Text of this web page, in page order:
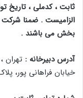
ثابت ، کدملی ، تاریخ
الزامیست . ضمنا
بخش می باشند .
آدرس دبیرخانه : تهران
خیابان فراهانی پور، پلاک